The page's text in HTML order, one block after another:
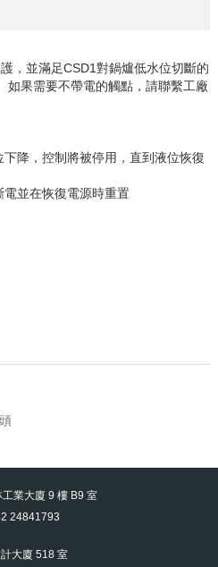
，並滿足CSD1對鍋爐低水位切斷的
如果需要不帶電的觸點，請聯繫工廠
下降，控制將被停用，直到液位恢復
電並在恢復電源時重置
業大廈 9 樓 B9 室
24841793
大廈 518 室